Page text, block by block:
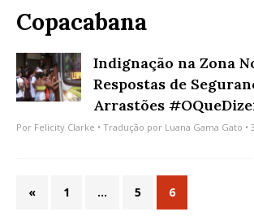
Copacabana
Indignação na Zona
Respostas de
Arrastões
Por Felicity Clarke • Tradução por Luana Gama Gato •
« 1 … 5 6